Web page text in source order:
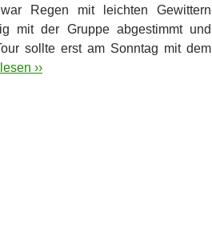
Regen mit leichten Gewittern
mit der Gruppe abgestimmt und
sollte erst am Sonntag mit dem
››